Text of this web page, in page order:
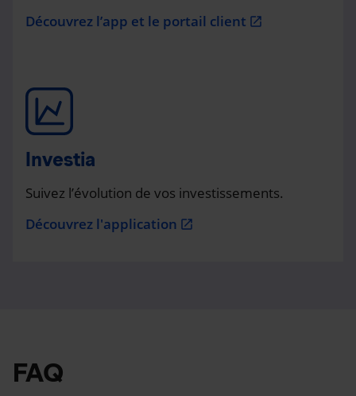
Découvrez l’app et le portail client open_in_new
Investia
Suivez l’évolution de vos investissements.
Découvrez l'application open_in_new
FAQ